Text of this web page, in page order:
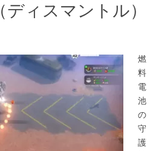
ディスマントル）
燃
料
電
池
の
守
護